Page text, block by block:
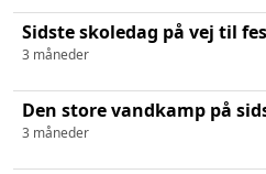
Sidste skoledag på vej til
3 måneder
Den store vandkamp på
3 måneder